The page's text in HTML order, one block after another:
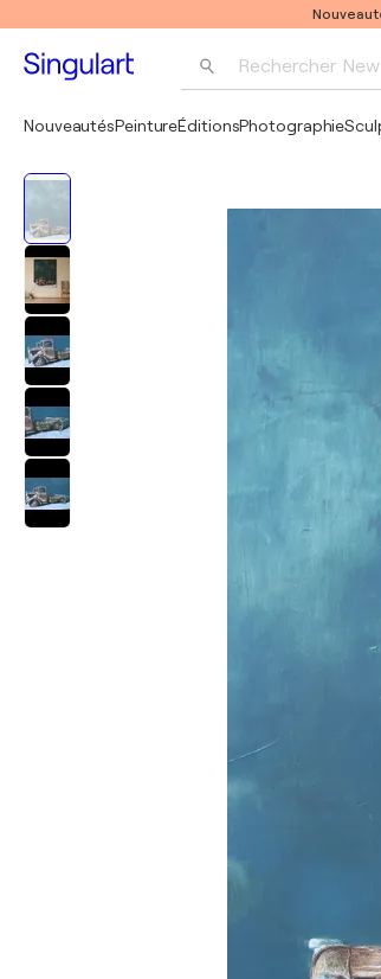
Rechercher
NouveautésPeintureÉditionsPhotographie